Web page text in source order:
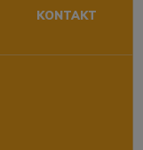
KONTAKT